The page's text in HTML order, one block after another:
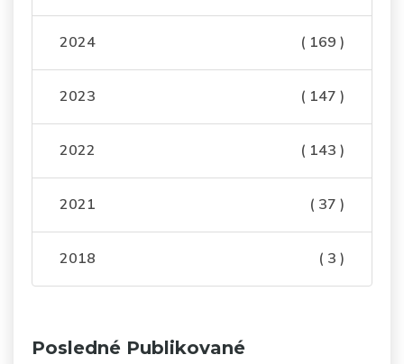
2024 ( 169 )
2023 ( 147 )
2022 ( 143 )
2021 ( 37 )
2018 ( 3 )
Posledné Publikované